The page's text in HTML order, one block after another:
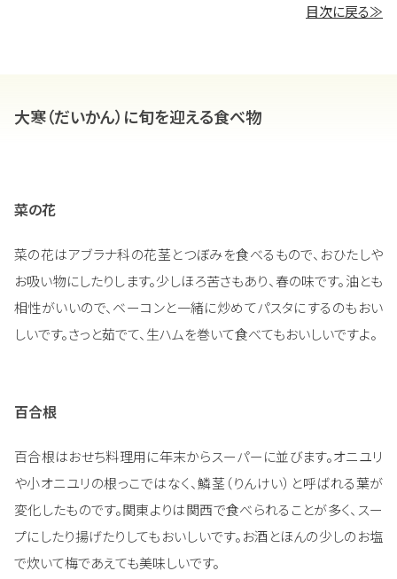
目次に戻る≫
大寒（だいかん）に旬を迎える食べ物
菜の花
菜の花はアブラナ科の花茎とつぼみを食べるもので、おひたしや
お吸い物にしたりします。少しほろ苦さもあり、春の味です。油とも
相性がいいので、ベーコンと一緒に炒めてパスタにするのもおい
しいです。さっと茹でて、生ハムを巻いて食べてもおいしいですよ。
百合根
百合根はおせち料理用に年末からスーパーに並びます。オニユリ
や小オニユリの根っこではなく、鱗茎（りんけい）と呼ばれる葉が
変化したものです。関東よりは関西で食べられることが多く、スー
プにしたり揚げたりしてもおいしいです。お酒とほんの少しのお塩
で炊いて梅であえても美味しいです。